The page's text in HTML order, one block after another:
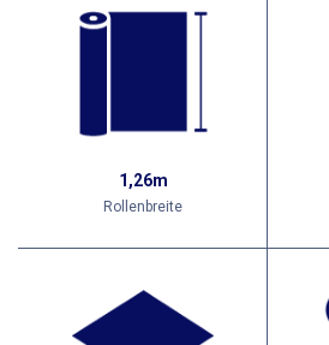
1,26m
Rollenbreite